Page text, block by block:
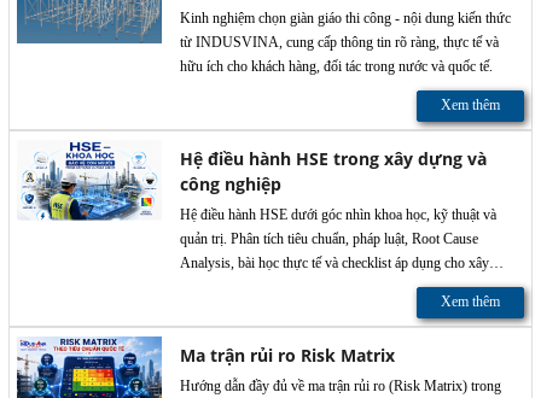
Kinh nghiệm chọn giàn giáo thi công - nội dung kiến thức
từ INDUSVINA, cung cấp thông tin rõ ràng, thực tế và
hữu ích cho khách hàng, đối tác trong nước và quốc tế.
Xem thêm
Hệ điều hành HSE trong xây dựng và
công nghiệp
Hệ điều hành HSE dưới góc nhìn khoa học, kỹ thuật và
quản trị. Phân tích tiêu chuẩn, pháp luật, Root Cause
Analysis, bài học thực tế và checklist áp dụng cho xây
Xem thêm
Ma trận rủi ro Risk Matrix
Hướng dẫn đầy đủ về ma trận rủi ro (Risk Matrix) trong